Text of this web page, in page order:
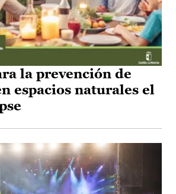
la prevención de
espacios naturales el